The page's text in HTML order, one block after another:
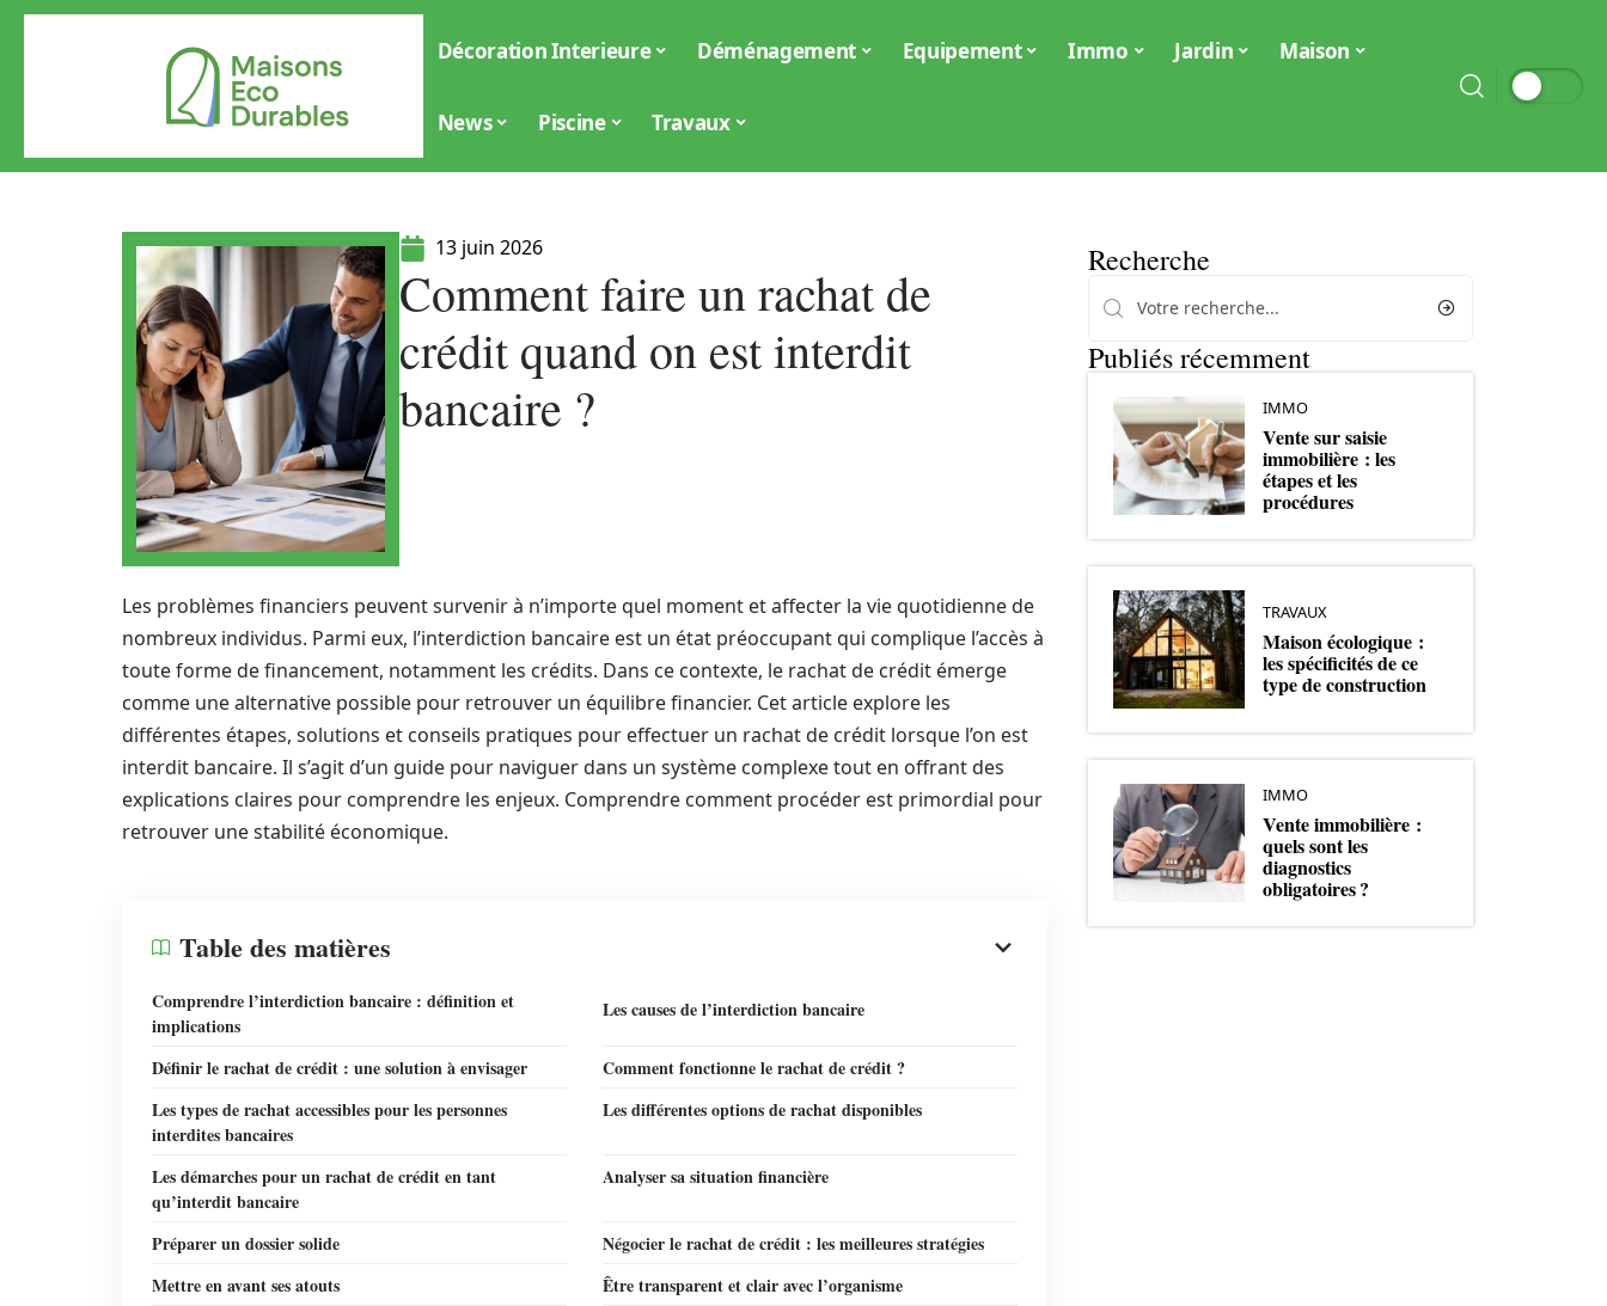
Décoration Interieure Déménagement Equipement Immo Jardin Maison
News Piscine Travaux
13 juin 2026
Comment faire un rachat de
crédit quand on est interdit
bancaire ?
Les problèmes financiers peuvent survenir à n’importe quel moment et affecter la vie quotidienne de
nombreux individus. Parmi eux, l’interdiction bancaire est un état préoccupant qui complique l’accès à
toute forme de financement, notamment les crédits. Dans ce contexte, le rachat de crédit émerge
comme une alternative possible pour retrouver un équilibre financier. Cet article explore les
différentes étapes, solutions et conseils pratiques pour effectuer un rachat de crédit lorsque l’on est
interdit bancaire. Il s’agit d’un guide pour naviguer dans un système complexe tout en offrant des
explications claires pour comprendre les enjeux. Comprendre comment procéder est primordial pour
retrouver une stabilité économique.
Table des matières
Comprendre l’interdiction bancaire : définition et
implications
Les causes de l’interdiction bancaire
Définir le rachat de crédit : une solution à envisager
Comment fonctionne le rachat de crédit ?
Les types de rachat accessibles pour les personnes
interdites bancaires
Les différentes options de rachat disponibles
Les démarches pour un rachat de crédit en tant
qu’interdit bancaire
Analyser sa situation financière
Préparer un dossier solide
Négocier le rachat de crédit : les meilleures stratégies
Mettre en avant ses atouts
Être transparent et clair avec l’organisme
Recherche
Publiés récemment
IMMO
Vente sur saisie
immobilière : les
étapes et les
procédures
TRAVAUX
Maison écologique :
les spécificités de ce
type de construction
IMMO
Vente immobilière :
quels sont les
diagnostics
obligatoires ?